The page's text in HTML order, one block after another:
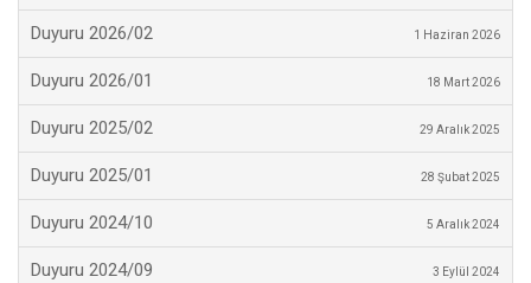
Duyuru 2026/02 1 Haziran 2026
Duyuru 2026/01 18 Mart 2026
Duyuru 2025/02 29 Aralık 2025
Duyuru 2025/01 28 Şubat 2025
Duyuru 2024/10 5 Aralık 2024
Duyuru 2024/09 3 Eylül 2024